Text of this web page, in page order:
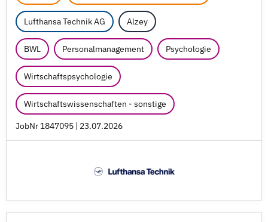
Lufthansa Technik AG Alzey
BWL Personalmanagement Psychologie
Wirtschaftspsychologie
Wirtschaftswissenschaften - sonstige
JobNr 1847095 | 23.07.2026